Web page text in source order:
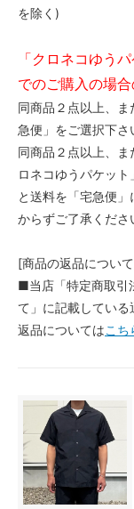
を除く)
「クロネコゆう
でのご購入の場合
同商品２点以上、
急便」をご選択下さ
同商品２点以上、
ロネコゆうパケッ
と送料を「宅急便
からずご了承くださ
[商品の返品につい
■当店「特定商取引
て」に記載している
返品についてはこち